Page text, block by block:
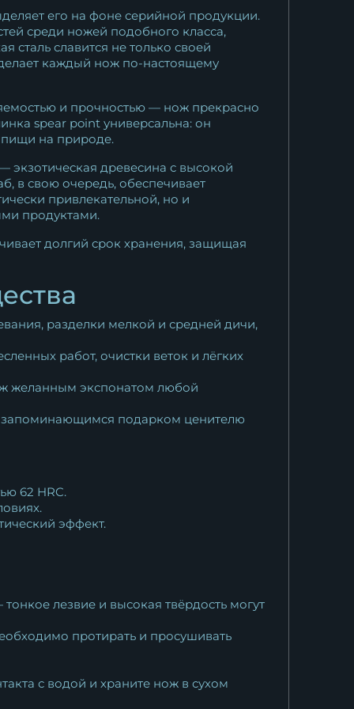
его на фоне серийной продукции.
среди ножей подобного класса,
славится не только своей
каждый нож по-настоящему
и прочностью — нож прекрасно
spear point универсальна: он
пищи на природе.
экзотическая древесина с высокой
в свою очередь, обеспечивает
привлекательной, но и
продуктами.
долгий срок хранения, защищая
разделки мелкой и средней дичи,
работ, очистки веток и лёгких
желанным экспонатом любой
запоминающимся подарком ценителю
62 HRC.
эффект.
лезвие и высокая твёрдость могут
протирать и просушивать
с водой и храните нож в сухом